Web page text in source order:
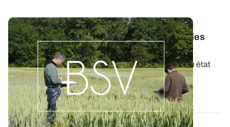
Bulletins de Santé du Végétal - Consultez les
derniers BSV de votre région
Ces bulletins, publiés chaque semaine, dressent un état
des lieux exhaustif des cultures...
19 MAI 2026